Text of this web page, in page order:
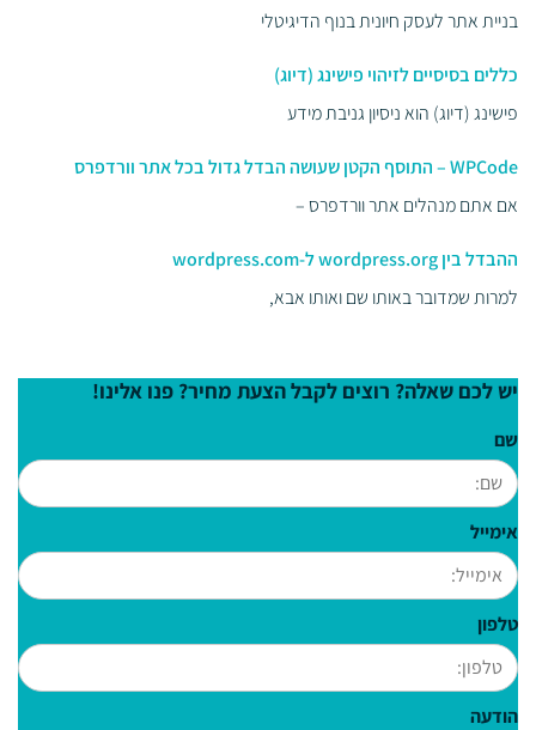
בניית אתר לעסק חיונית בנוף הדיגיטלי
כללים בסיסיים לזיהוי פישינג (דיוג)
פישינג (דיוג) הוא ניסיון גניבת מידע
WPCode – התוסף הקטן שעושה הבדל גדול בכל אתר וורדפרס
אם אתם מנהלים אתר וורדפרס –
ההבדל בין wordpress.org ל-wordpress.com
למרות שמדובר באותו שם ואותו אבא,
יש לכם שאלה? רוצים לקבל הצעת מחיר? פנו אלינו!
שם
אימייל
טלפון
הודעה